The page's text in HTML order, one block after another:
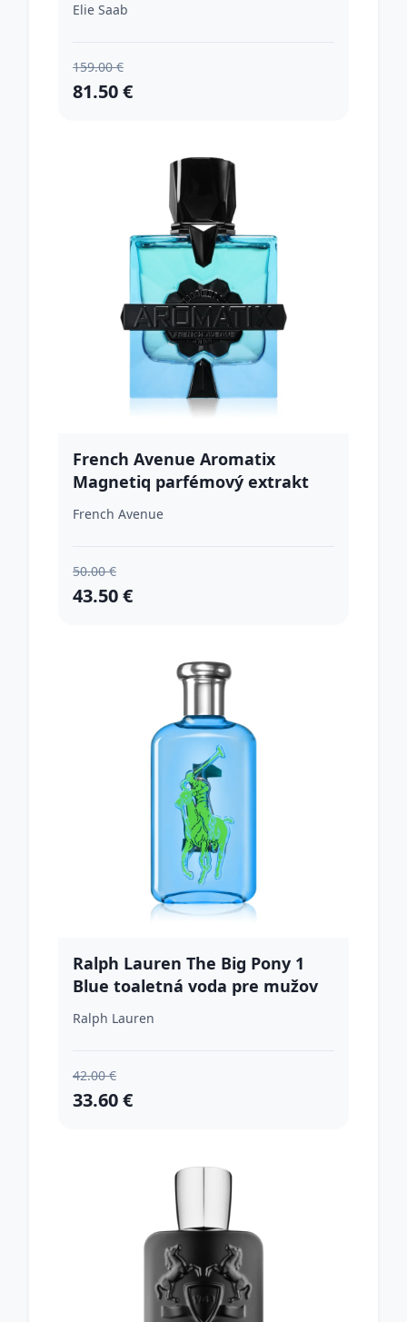
Elie Saab
159.00 €
81.50 €
French Avenue Aromatix
Magnetiq parfémový extrakt
unisex 100 ml
French Avenue
50.00 €
43.50 €
Ralph Lauren The Big Pony 1
Blue toaletná voda pre mužov
100 ml
Ralph Lauren
42.00 €
33.60 €